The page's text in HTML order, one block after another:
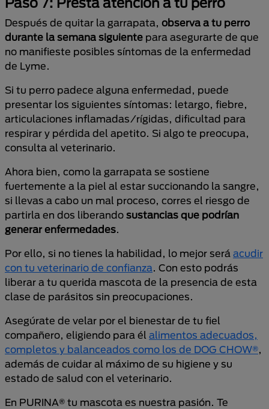
Después de quitar la garrapata, observa a tu perro
durante la semana siguiente para asegurarte de que
no manifieste posibles síntomas de la enfermedad
de Lyme.
Si tu perro padece alguna enfermedad, puede
presentar los siguientes síntomas: letargo, fiebre,
articulaciones inflamadas/rígidas, dificultad para
respirar y pérdida del apetito. Si algo te preocupa,
consulta al veterinario.
Ahora bien, como la garrapata se sostiene
fuertemente a la piel al estar succionando la sangre,
si llevas a cabo un mal proceso, corres el riesgo de
partirla en dos liberando sustancias que podrían
generar enfermedades
Por ello, si no tienes la habilidad, lo mejor será acudir
con tu veterinario de confianza . Con esto podrás
liberar a tu querida mascota de la presencia de esta
clase de parásitos sin preocupaciones.
Asegúrate de velar por el bienestar de tu fiel
compañero, eligiendo para él alimentos adecuados,
completos y balanceados como los de DOG CHOW®
además de cuidar al máximo de su higiene y su
estado de salud con el veterinario.
En PURINA® tu mascota es nuestra pasión. Te